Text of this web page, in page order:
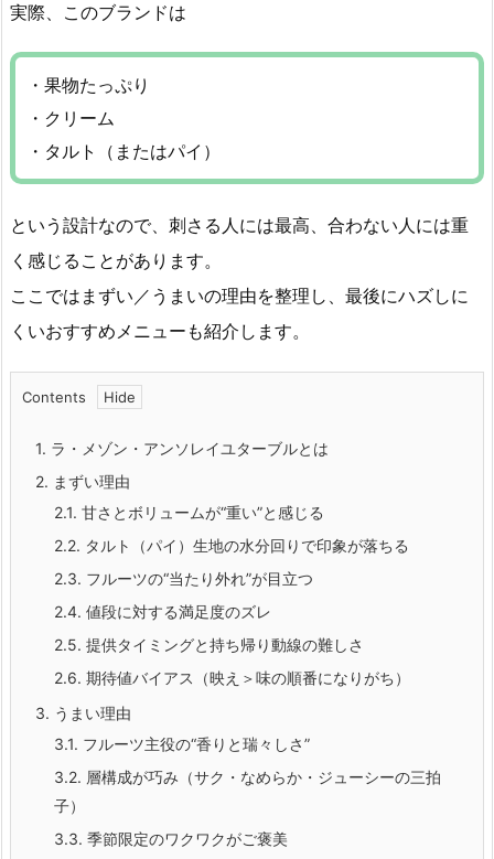
実際、このブランドは
・果物たっぷり
・クリーム
・タルト（またはパイ）
という設計なので、刺さる人には最高、合わない人には重
く感じることがあります。
ここではまずい／うまいの理由を整理し、最後にハズしに
くいおすすめメニューも紹介します。
Contents
1. ラ・メゾン・アンソレイユターブルとは
2. まずい理由
2.1. 甘さとボリュームが“重い”と感じる
2.2. タルト（パイ）生地の水分回りで印象が落ちる
2.3. フルーツの“当たり外れ”が目立つ
2.4. 値段に対する満足度のズレ
2.5. 提供タイミングと持ち帰り動線の難しさ
2.6. 期待値バイアス（映え＞味の順番になりがち）
3. うまい理由
3.1. フルーツ主役の“香りと瑞々しさ”
3.2. 層構成が巧み（サク・なめらか・ジューシーの三拍
子）
3.3. 季節限定のワクワクがご褒美